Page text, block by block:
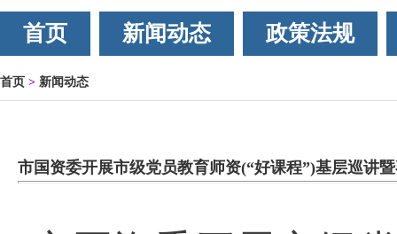
首页 新闻动态 政策法规
首页 > 新闻动态
市国资委开展市级党员教育师资(“好课程”)基层巡讲